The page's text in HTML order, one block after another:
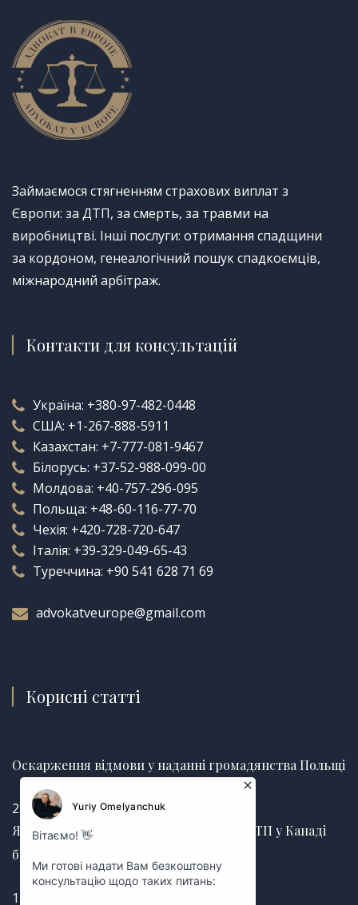
Займаємося стягненням страхових виплат з
Європи: за ДТП, за смерть, за травми на
виробництві. Інші послуги: отримання спадщини
за кордоном, генеалогічний пошук спадкоємців,
міжнародний арбітраж.
Контакти для консультацій
Україна: +380-97-482-0448
США: +1-267-888-5911
Казахстан: +7-777-081-9467
Білорусь: +37-52-988-099-00
Молдова: +40-757-296-095
Польща: +48-60-116-77-70
Чехія: +420-728-720-647
Італія: +39-329-049-65-43
Туреччина: +90 541 628 71 69
advokatveurope@gmail.com
Корисні статті
Оскарження відмови у наданні громадянства Польщі
25.06.2026
Як отримати страхову виплату після ДТП у Канаді
без затримок
12.03.2025